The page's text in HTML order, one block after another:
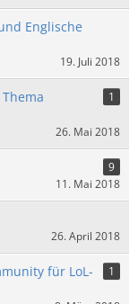
Englische
19. Juli 2018
1
26. Mai 2018
9
11. Mai 2018
26. April 2018
für LoL-
1